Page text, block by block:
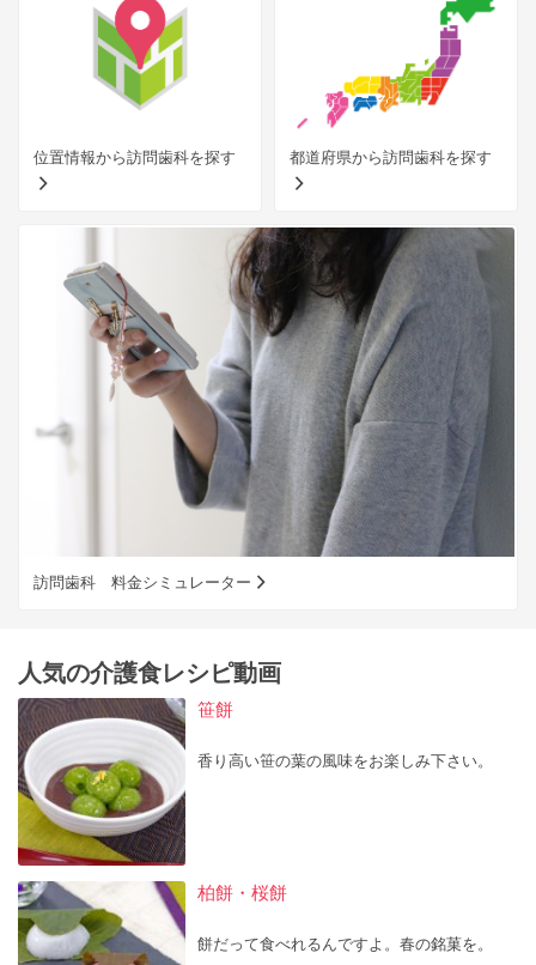
位置情報から訪問歯科を探す 都道府県から訪問歯科を探す
訪問歯科 料金シミュレーター
人気の介護食レシピ動画
笹餅
香り高い笹の葉の風味をお楽しみ下さい。
柏餅・桜餅
餅だって食べれるんですよ。春の銘菓を。